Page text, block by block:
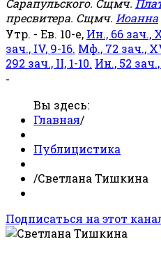
Сарапульского. Сщмч.
пресвитера. Сщмч. Иоанна
Утр. - Ев. 10-е, Ин., 66 зач.,
зач., IV, 9-16. Мф., 72 зач.,
292 зач., II, 1-10. Ин., 52
-
Вы здесь:
Главная/
Публицистика
/Светлана Тишкина
Подписаться на этот